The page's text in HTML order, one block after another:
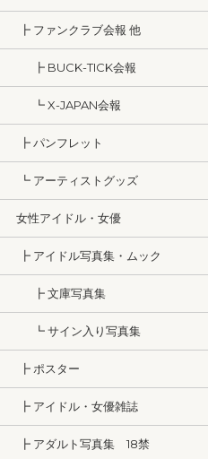
┣ ファンクラブ会報 他
┣ BUCK-TICK会報
┗ X-JAPAN会報
┣ パンフレット
┗ アーティストグッズ
女性アイドル・女優
┣ アイドル写真集・ムック
┣ 文庫写真集
┗ サイン入り写真集
┣ ポスター
┣ アイドル・女優雑誌
┣ アダルト写真集 18禁